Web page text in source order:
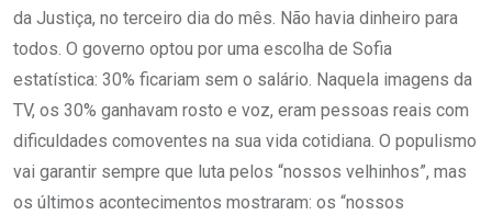
da Justiça, no terceiro dia do mês. Não havia dinheiro para
todos. O governo optou por uma escolha de Sofia
estatística: 30% ficariam sem o salário. Naquela imagens da
TV, os 30% ganhavam rosto e voz, eram pessoas reais com
dificuldades comoventes na sua vida cotidiana. O populismo
vai garantir sempre que luta pelos “nossos velhinhos”, mas
os últimos acontecimentos mostraram: os “nossos